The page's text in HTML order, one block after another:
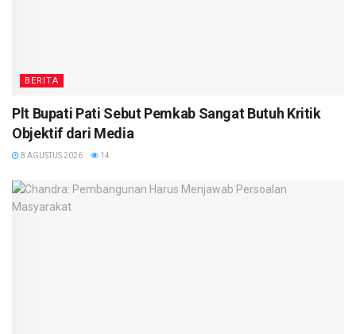
BERITA
Plt Bupati Pati Sebut Pemkab Sangat Butuh Kritik
Objektif dari Media
8 AGUSTUS 2026 14